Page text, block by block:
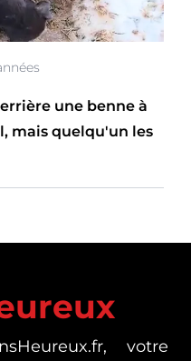
une benne à
mais quelqu'un les
votre